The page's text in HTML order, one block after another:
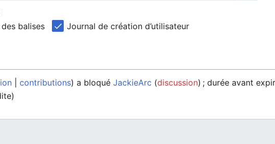
balises Journal de création d’utilisateur
contributions a bloquéJackieArc discussion ; durée avant